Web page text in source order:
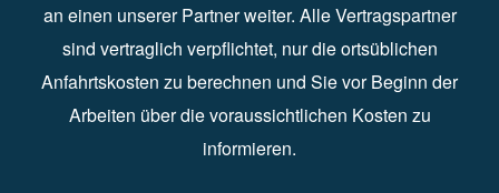
an einen unserer Partner weiter. Alle Vertragspartner
sind vertraglich verpflichtet, nur die ortsüblichen
Anfahrtskosten zu berechnen und Sie vor Beginn der
Arbeiten über die voraussichtlichen Kosten zu
informieren.